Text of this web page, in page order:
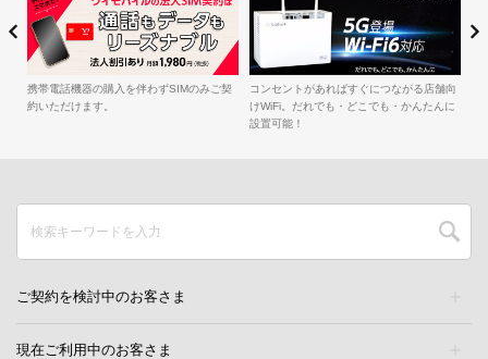
携帯電話機器の購入を伴わずSIMのみご契
約いただけます。
コンセントがあればすぐにつながる店舗向
けWiFi。だれでも・どこでも・かんたんに
設置可能！
ご契約を検討中のお客さま
現在ご利用中のお客さま